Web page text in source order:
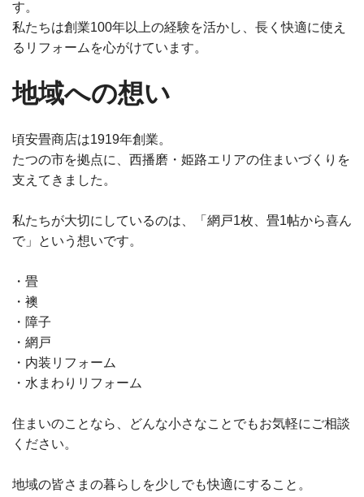
す。
私たちは創業100年以上の経験を活かし、長く快適に使え
るリフォームを心がけています。
地域への想い
頃安畳商店は1919年創業。
たつの市を拠点に、西播磨・姫路エリアの住まいづくりを
支えてきました。
私たちが大切にしているのは、「網戸1枚、畳1帖から喜ん
で」という想いです。
・畳
・襖
・障子
・網戸
・内装リフォーム
・水まわりリフォーム
住まいのことなら、どんな小さなことでもお気軽にご相談
ください。
地域の皆さまの暮らしを少しでも快適にすること。